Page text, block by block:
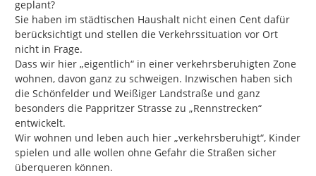
geplant?
Sie haben im städtischen Haushalt nicht einen Cent dafür
berücksichtigt und stellen die Verkehrssituation vor Ort
nicht in Frage.
Dass wir hier „eigentlich“ in einer verkehrsberuhigten Zone
wohnen, davon ganz zu schweigen. Inzwischen haben sich
die Schönfelder und Weißiger Landstraße und ganz
besonders die Pappritzer Strasse zu „Rennstrecken“
entwickelt.
Wir wohnen und leben auch hier „verkehrsberuhigt“, Kinder
spielen und alle wollen ohne Gefahr die Straßen sicher
überqueren können.